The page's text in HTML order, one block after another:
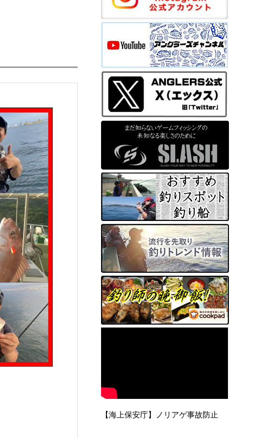
【海上保安庁】ノリアゲ事故防止